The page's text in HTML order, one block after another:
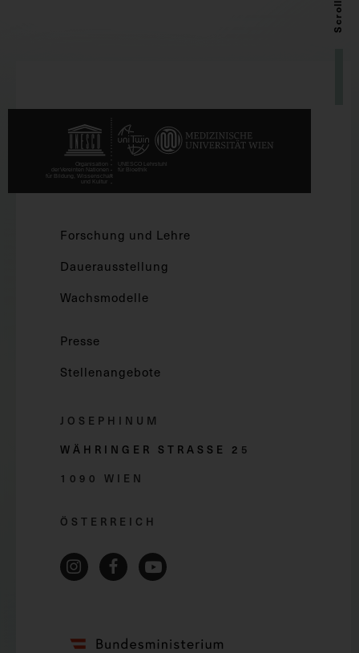
Forschung und Lehre
Dauerausstellung
Wachsmodelle
Presse
Stellenangebote
JOSEPHINUM
WÄHRINGER STRASSE 2 5
1090 WIEN
ÖSTERREICH